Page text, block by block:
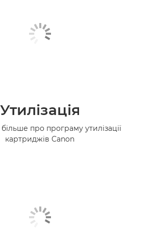
Утилізація
про програму утилізації
картриджів Canon